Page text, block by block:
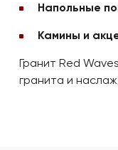
Напольные
Камины и
Гранит Red
гранита и